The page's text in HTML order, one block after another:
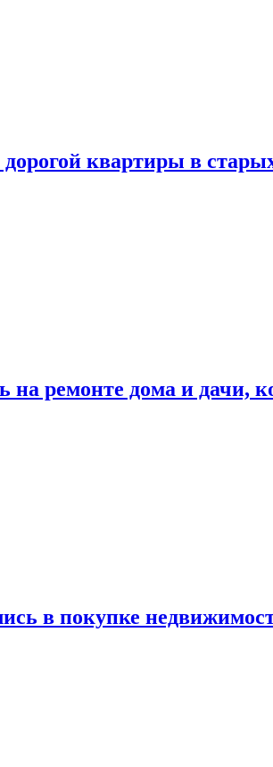
квартиры в
на ремонте дома и дачи,
в покупке